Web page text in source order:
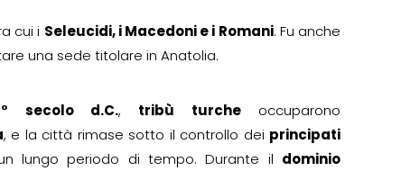
cui i Seleucidi, i Macedoni e i Romani. Fu anche
una sede titolare in Anatolia.
secolo d.C., tribù turcheoccuparono
, e la città rimase sotto il controllo dei principati
lungo periodo di tempo. Durante il dominio